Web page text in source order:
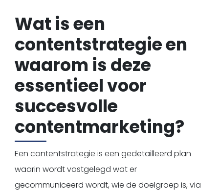
Wat is een
contentstrategie en
waarom is deze
essentieel voor
succesvolle
contentmarketing?
Een contentstrategie is een gedetailleerd plan
waarin wordt vastgelegd wat er
gecommuniceerd wordt, wie de doelgroep is, via